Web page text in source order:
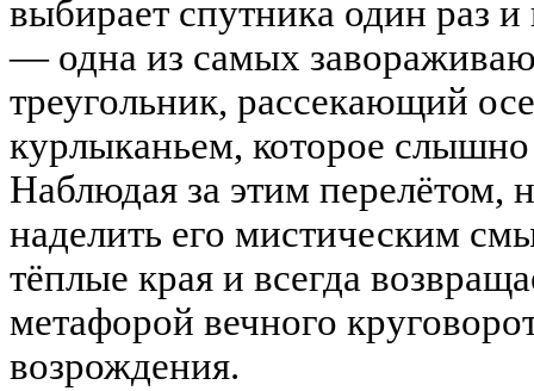
выбирает спутника один раз и
— одна из самых
треугольник, рассекающий
курлыканьем, которое слышно
Наблюдая за этим перелётом,
наделить его мистическим
тёплые края и всегда
метафорой вечного
возрождения.